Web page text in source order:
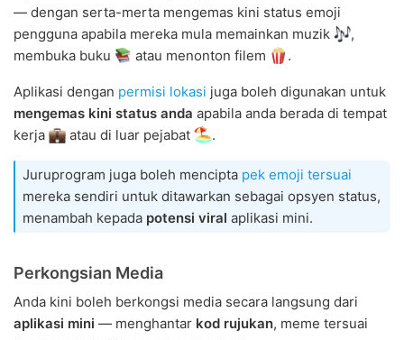
— dengan serta-merta mengemas kini status emoji
pengguna apabila mereka mula memainkan muzik
,
membuka buku
atau menonton filem .
Aplikasi dengan permisi lokasi juga boleh digunakan untuk
mengemas kini status anda apabila anda berada di tempat
kerja
atau di luar pejabat .
Juruprogram juga boleh mencipta pek emoji tersuai
mereka sendiri untuk ditawarkan sebagai opsyen status,
menambah kepada potensi viral aplikasi mini.
Perkongsian Media
Anda kini boleh berkongsi media secara langsung dari
aplikasi mini — menghantar kod rujukan, meme tersuai